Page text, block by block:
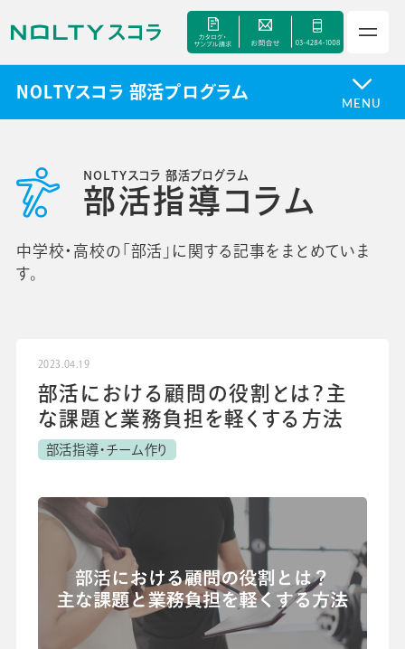
サービス
手帳甲子園
よくあるご質問
先生の学び応援コラム
お知らせ
導入校向けデータベース
NOLTYスコラ 部活プログラム
MENU
部活指導コラム
NOLTYスコラ 部活プログラム
中学校・高校の「部活」に関する記事をまとめていま
す。
2023.04.19
部活における顧問の役割とは？主
な課題と業務負担を軽くする方法
部活指導・チーム作り